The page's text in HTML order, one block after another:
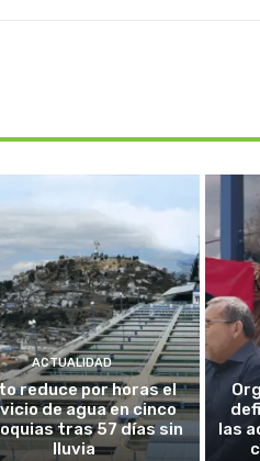
ACTUALIDAD
reduce por horas el
de agua en cinco
tras 57 días sin
lluvia
las